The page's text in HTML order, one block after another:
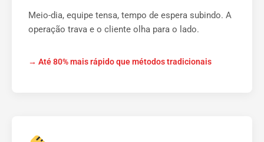
Meio-dia, equipe tensa, tempo de espera subindo. A
operação trava e o cliente olha para o lado.
→ Até 80% mais rápido que métodos tradicionais